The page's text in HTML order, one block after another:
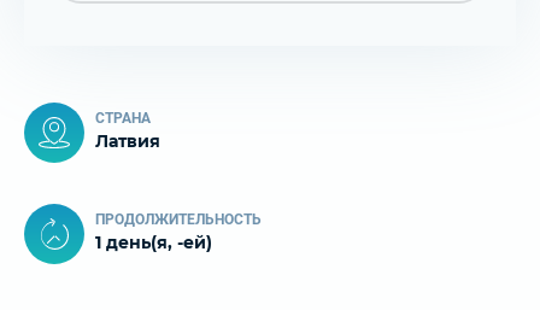
СТРАНА
Латвия
ПРОДОЛЖИТЕЛЬНОСТЬ
1 день(я, -ей)